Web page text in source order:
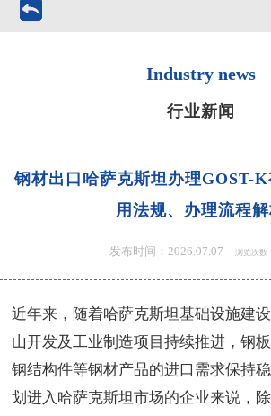
Industry news
行业新闻
钢材出口哈萨克斯坦办理GOST-
用法规、办理流程
发布时间：2026.07.07 浏览次数
近年来，随着哈萨克斯坦基础设施建
山开发及工业制造项目持续推进，钢板
钢结构件等钢材产品的进口需求保持
划进入哈萨克斯坦市场的企业来说，